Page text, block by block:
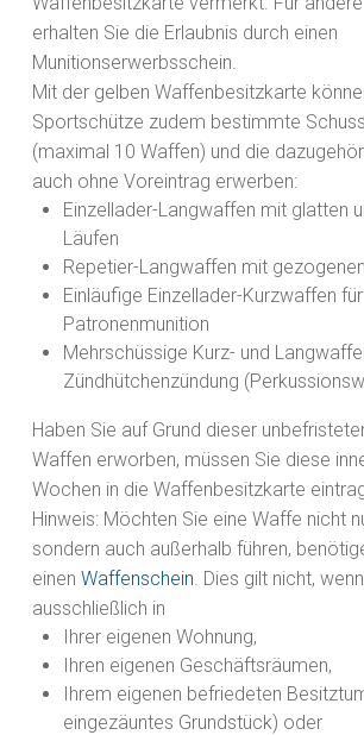
erhalten Sie die Erlaubnis durch einen
Munitionserwerbsschein.
Mit der gelben Waffenbesitzkarte
Sportschütze zudem bestimmte
(maximal 10 Waffen) und die
auch ohne Voreintrag erwerben:
Einzellader-Langwaffen mit glatten
Läufen
Repetier-Langwaffen mit
Einläufige Einzellader-Kurzwaffen für
Patronenmunition
Mehrschüssige Kurz- und
Zündhütchenzündung
Haben Sie auf Grund dieser
Waffen erworben, müssen Sie diese
Wochen in die Waffenbesitzkarte
Hinweis: Möchten Sie eine Waffe nicht
sondern auch außerhalb führen,
einen Waffenschein . Dies gilt nicht,
ausschließlich in
Ihrer eigenen Wohnung,
Ihren eigenen Geschäftsräumen,
Ihrem eigenen befriedeten
eingezäuntes Grundstück) oder